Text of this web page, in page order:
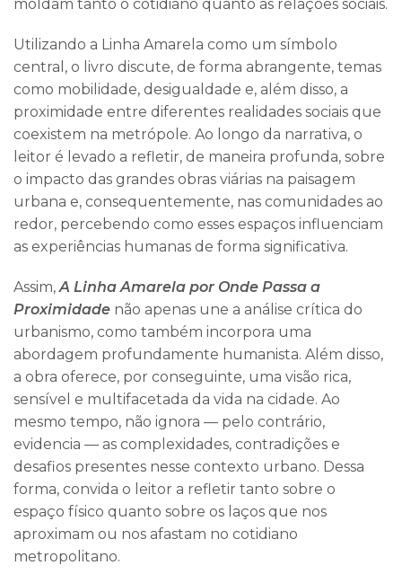
moldam tanto o cotidiano quanto as relações sociais.
Utilizando a Linha Amarela como um símbolo
central, o livro discute, de forma abrangente, temas
como mobilidade, desigualdade e, além disso, a
proximidade entre diferentes realidades sociais que
coexistem na metrópole. Ao longo da narrativa, o
leitor é levado a refletir, de maneira profunda, sobre
o impacto das grandes obras viárias na paisagem
urbana e, consequentemente, nas comunidades ao
redor, percebendo como esses espaços influenciam
as experiências humanas de forma significativa.
Assim,A Linha Amarela por Onde Passa a
Proximidade não apenas une a análise crítica do
urbanismo, como também incorpora uma
abordagem profundamente humanista. Além disso,
a obra oferece, por conseguinte, uma visão rica,
sensível e multifacetada da vida na cidade. Ao
mesmo tempo, não ignora — pelo contrário,
evidencia — as complexidades, contradições e
desafios presentes nesse contexto urbano. Dessa
forma, convida o leitor a refletir tanto sobre o
espaço físico quanto sobre os laços que nos
aproximam ou nos afastam no cotidiano
metropolitano.